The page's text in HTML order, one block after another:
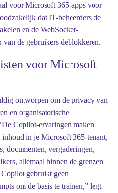
voor Microsoft 365-apps voor
dat IT-beheerders de
en de WebSocket-
de gebruikers deblokkeren.
voor Microsoft
ontworpen om de privacy van
en organisatorische
Copilot-ervaringen maken
inhoud in je Microsoft 365-tenant,
documenten, vergaderingen,
allemaal binnen de grenzen
gebruikt geen
om de basis te trainen,” legt